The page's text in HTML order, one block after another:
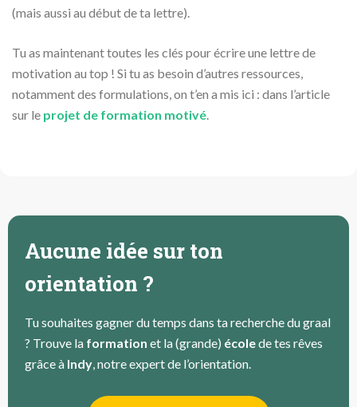
(mais aussi au début de ta lettre).
Tu as maintenant toutes les clés pour écrire une lettre de
motivation au top ! Si tu as besoin d’autres ressources,
notamment des formulations, on t’en a mis ici : dans l’article
sur le projet de formation motivé
Aucune idée sur ton
orientation ?
Tu souhaites gagner du temps dans ta recherche du graal
? Trouve la formation et la (grande) écolede tes rêves
grâce à Indy , notre expert de l’orientation.